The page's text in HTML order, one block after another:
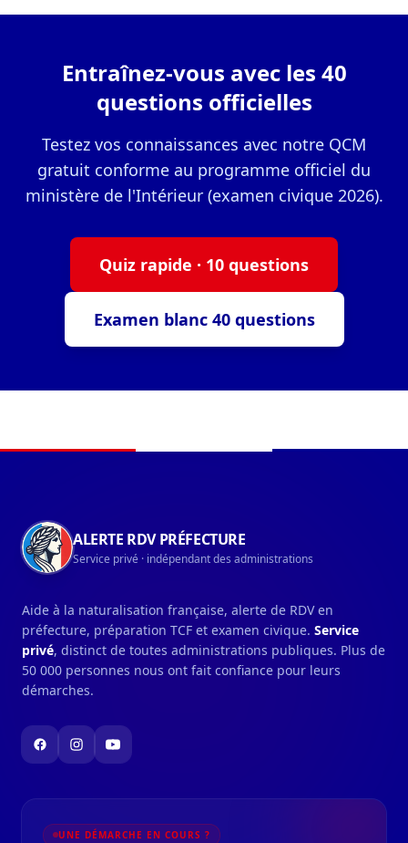
Entraînez-vous avec les 40
questions officielles
Testez vos connaissances avec notre QCM
gratuit conforme au programme officiel du
ministère de l'Intérieur (examen civique 2026).
Quiz rapide · 10 questions
Examen blanc 40 questions
ALERTE RDV PRÉFECTURE
Service privé · indépendant des administrations
Aide à la naturalisation française, alerte de RDV en
préfecture, préparation TCF et examen civique. Service
privé, distinct de toutes administrations publiques. Plus de
50 000 personnes nous ont fait confiance pour leurs
démarches.
UNE DÉMARCHE EN COURS ?